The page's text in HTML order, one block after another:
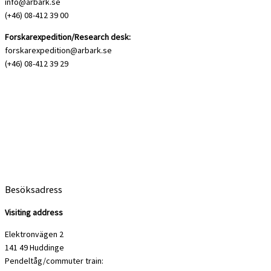
(+46) 08-412 39 00
Forskarexpedition/Research desk:
forskarexpedition@arbark.se
(+46) 08-412 39 29
Besöksadress
Visiting address
Elektronvägen 2
141 49 Huddinge
Pendeltåg/commuter train: